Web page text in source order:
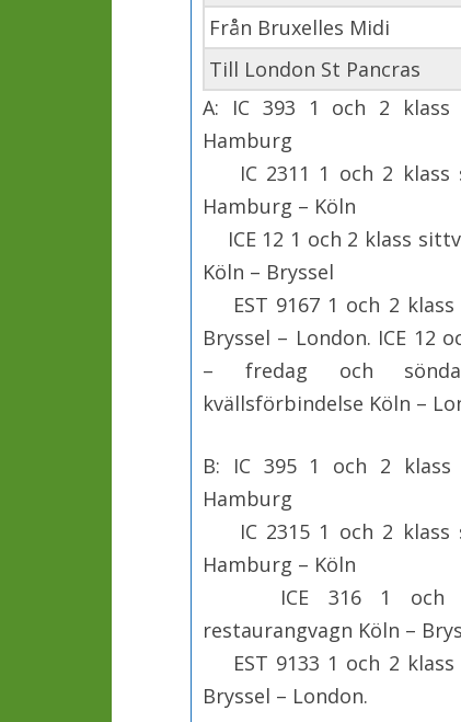
Från Bruxelles Midi
Till London St Pancras
A: IC 393 1 och 2 klass
Hamburg
IC 2311 1 och 2 klass
Hamburg – Köln
ICE 12 1 och 2 klass
Köln – Bryssel
EST 9167 1 och 2
Bryssel – London. ICE 12
– fredag och
kvällsförbindelse Köln –
B: IC 395 1 och 2 klass
Hamburg
IC 2315 1 och 2 klass
Hamburg – Köln
ICE 316 1 och 2
restaurangvagn Köln –
EST 9133 1 och 2
Bryssel – London.